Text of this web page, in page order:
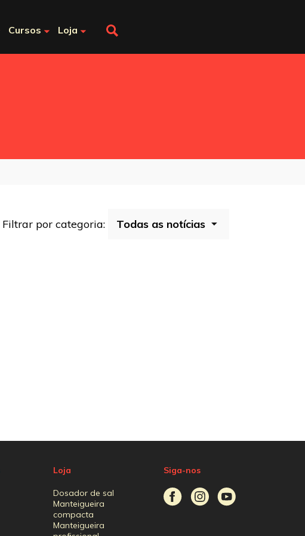
Cursos Loja
Filtrar por categoria:
Loja
Dosador de sal
Manteigueira
compacta
Manteigueira
Siga-nos